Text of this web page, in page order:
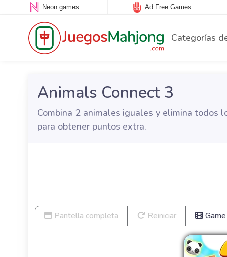
Neon games Ad Free Games
Categorías
Animals Connect 3
Combina 2 animales iguales y elimina todos
para obtener puntos extra.
Pantella completa Reiniciar